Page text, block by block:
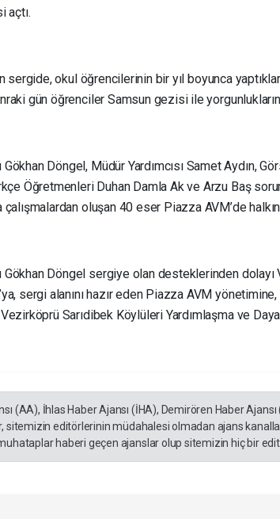
açtı.
sergide, okul öğrencilerinin bir yıl boyunca
gün öğrenciler Samsun gezisi ile
Döngel, Müdür Yardımcısı Samet Aydın,
Öğretmenleri Duhan Damla Ak ve Arzu Baş
çalışmalardan oluşan 40 eser Piazza AVM’de
Gökhan Döngel sergiye olan desteklerinden
sergi alanını hazır eden Piazza AVM
Sarıdibek Köylüleri Yardımlaşma ve
(AA), İhlas Haber Ajansı (İHA), Demirören Haber
sitemizin editörlerinin müdahalesi olmadan ajans
haberi geçen ajanslar olup sitemizin hiç bir